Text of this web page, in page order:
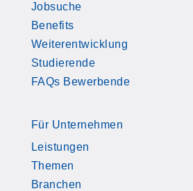
Jobsuche
Benefits
Weiterentwicklung
Studierende
FAQs Bewerbende
Für Unternehmen
Leistungen
Themen
Branchen